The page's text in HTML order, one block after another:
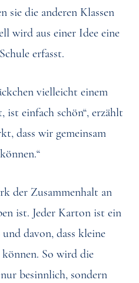
sie die anderen Klassen
wird aus einer Idee eine
erfasst.
vielleicht einem
ist einfach schön“, erzählt
dass wir gemeinsam
der Zusammenhalt an
ist. Jeder Karton ist ein
davon, dass kleine
So wird die
besinnlich, sondern